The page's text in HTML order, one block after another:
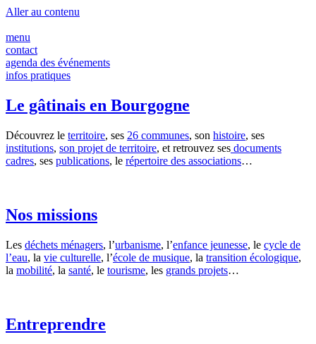
Panneau de gestion des cookies
Aller au contenu
menu
contact
agenda des événements
infos pratiques
Le gâtinais en Bourgogne
Découvrez le territoire, ses 26 communes, son histoire, ses
institutions, son projet de territoire, et retrouvez ses documents
cadres, ses publications, le répertoire des associations…
Nos missions
Les déchets ménagers, l’urbanisme, l’enfance jeunesse, le cycle de
l’eau, la vie culturelle, l’école de musique, la transition écologique,
la mobilité, la santé, le tourisme, les grands projets…
Entreprendre